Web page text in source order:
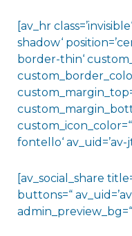
[av_hr
shadow‘
border-thin‘
fontello‘
[av_social_share
buttons=“